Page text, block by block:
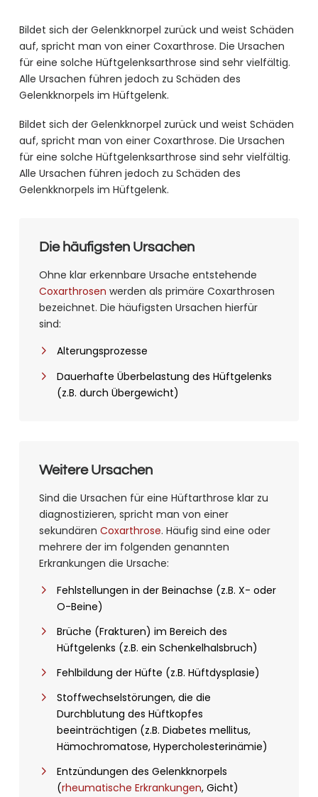
Bildet sich der Gelenkknorpel zurück und weist Schäden
auf, spricht man von einer Coxarthrose. Die Ursachen
für eine solche Hüftgelenksarthrose sind sehr vielfältig.
Alle Ursachen führen jedoch zu Schäden des
Gelenkknorpels im Hüftgelenk.
Bildet sich der Gelenkknorpel zurück und weist Schäden
auf, spricht man von einer Coxarthrose. Die Ursachen
für eine solche Hüftgelenksarthrose sind sehr vielfältig.
Alle Ursachen führen jedoch zu Schäden des
Gelenkknorpels im Hüftgelenk.
Die häufigsten Ursachen
Ohne klar erkennbare Ursache entstehende
Coxarthrosen werden als primäre Coxarthrosen
bezeichnet. Die häufigsten Ursachen hierfür
sind:
Alterungsprozesse
Dauerhafte Überbelastung des Hüftgelenks
(z.B. durch Übergewicht)
Weitere Ursachen
Sind die Ursachen für eine Hüftarthrose klar zu
diagnostizieren, spricht man von einer
sekundären Coxarthrose. Häufig sind eine oder
mehrere der im folgenden genannten
Erkrankungen die Ursache:
Fehlstellungen in der Beinachse (z.B. X- oder
O-Beine)
Brüche (Frakturen) im Bereich des
Hüftgelenks (z.B. ein Schenkelhalsbruch)
Fehlbildung der Hüfte (z.B. Hüftdysplasie)
Stoffwechselstörungen, die die
Durchblutung des Hüftkopfes
beeinträchtigen (z.B. Diabetes mellitus,
Hämochromatose, Hypercholesterinämie)
Entzündungen des Gelenkknorpels
(rheumatische Erkrankungen, Gicht)